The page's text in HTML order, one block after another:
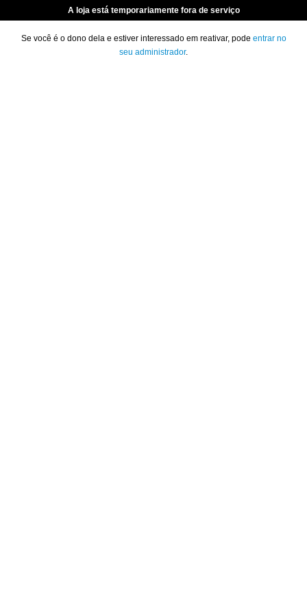
A loja está temporariamente fora de serviço
Se você é o dono dela e estiver interessado em reativar, pode entrar no
seu administrador.